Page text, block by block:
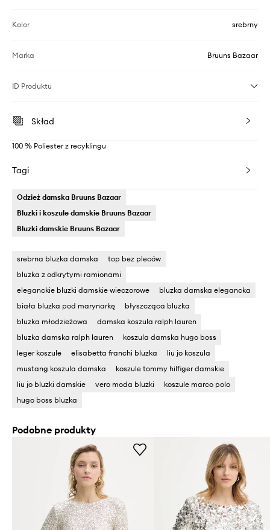
Kolor srebrny
Marka Bruuns Bazaar
ID Produktu
Skład
100 % Poliester z recyklingu
Tagi
Odzież damska Bruuns Bazaar
Bluzki i koszule damskie Bruuns Bazaar
Bluzki damskie Bruuns Bazaar
srebrna bluzka damska
top bez pleców
bluzka z odkrytymi ramionami
eleganckie bluzki damskie wieczorowe
bluzka damska elegancka
biała bluzka pod marynarkę
błyszcząca bluzka
bluzka młodzieżowa
damska koszula ralph lauren
bluzka damska ralph lauren
koszula damska hugo boss
leger koszule
elisabetta franchi bluzka
liu jo koszula
mustang koszula damska
koszule tommy hilfiger damskie
liu jo bluzki damskie
vero moda bluzki
koszule marco polo
hugo boss bluzka
Podobne produkty